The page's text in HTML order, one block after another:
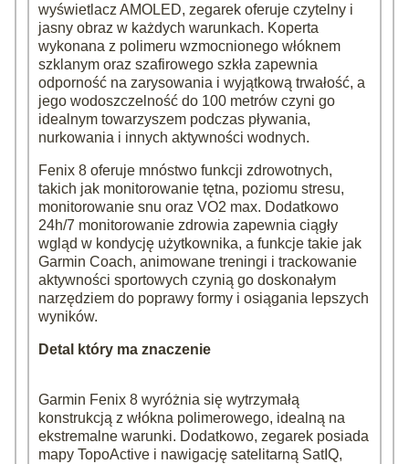
wyświetlacz AMOLED, zegarek oferuje czytelny i
jasny obraz w każdych warunkach. Koperta
wykonana z polimeru wzmocnionego włóknem
szklanym oraz szafirowego szkła zapewnia
odporność na zarysowania i wyjątkową trwałość, a
jego wodoszczelność do 100 metrów czyni go
idealnym towarzyszem podczas pływania,
nurkowania i innych aktywności wodnych.
Fenix 8 oferuje mnóstwo funkcji zdrowotnych,
takich jak monitorowanie tętna, poziomu stresu,
monitorowanie snu oraz VO2 max. Dodatkowo
24h/7 monitorowanie zdrowia zapewnia ciągły
wgląd w kondycję użytkownika, a funkcje takie jak
Garmin Coach, animowane treningi i trackowanie
aktywności sportowych czynią go doskonałym
narzędziem do poprawy formy i osiągania lepszych
wyników.
Detal który ma znaczenie
Garmin Fenix 8 wyróżnia się wytrzymałą
konstrukcją z włókna polimerowego, idealną na
ekstremalne warunki. Dodatkowo, zegarek posiada
mapy TopoActive i nawigację satelitarną SatIQ,